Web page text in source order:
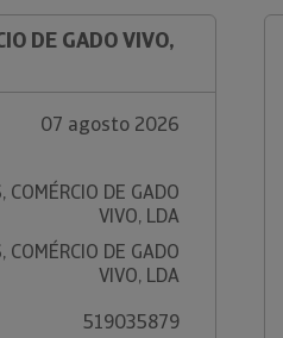
DE GADO VIVO,
07 agosto 2026
COMÉRCIO DE GADO
VIVO, LDA
COMÉRCIO DE GADO
VIVO, LDA
519035879